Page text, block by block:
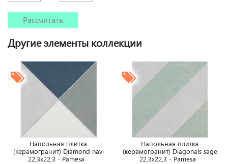
Рассчитать
Другие элементы коллекции
Напольная плитка
(керамогранит) Diamond navi
22,3x22,3 - Pamesa
Напольная плитка
(керамогранит) Diagonals sage
22,3x22,3 - Pamesa